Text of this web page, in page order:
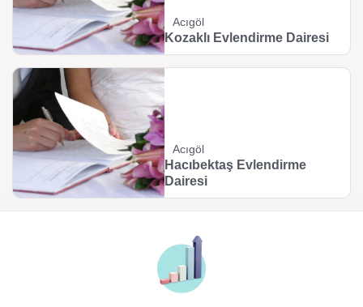
Acıgöl
Kozaklı Evlendirme Dairesi
Acıgöl
Hacıbektaş Evlendirme
Dairesi